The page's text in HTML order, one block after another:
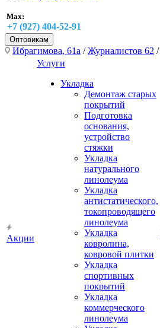
Max:
+7 (927) 404-52-91
Оптовикам
Ибрагимова, 61а /Журналистов 62 /
Акции
Услуги
Укладка
Демонтаж старых
покрытий
Подготовка
основания,
устройство
стяжки
Укладка
натурального
линолеума
Укладка
антистатического,
токопроводящего
линолеума
Укладка
ковролина,
ковровой плитки
Укладка
спортивных
покрытий
Укладка
коммерческого
линолеума